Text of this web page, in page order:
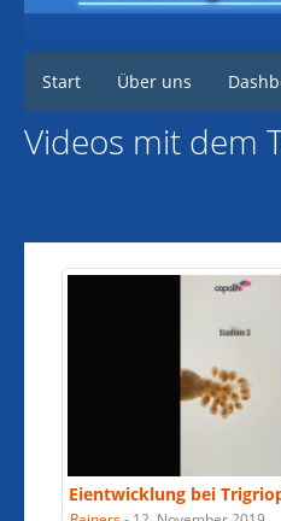
Start Über uns
Videos mit dem